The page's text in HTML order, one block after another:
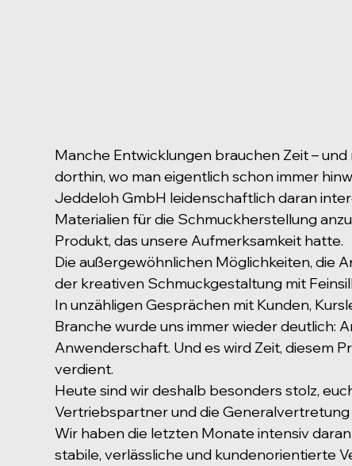
Manche Entwicklungen brauchen Zeit –
dorthin, wo man eigentlich schon immer
Jeddeloh GmbH leidenschaftlich daran
Materialien für die Schmuckherstellung
Produkt, das unsere Aufmerksamkeit hatte.
Die außergewöhnlichen Möglichkeiten, die
der kreativen Schmuckgestaltung mit
In unzähligen Gesprächen mit Kunden,
Branche wurde uns immer wieder deutlich:
Anwenderschaft. Und es wird Zeit, diesem
verdient.
Heute sind wir deshalb besonders stolz,
Vertriebspartner und die Generalvertretung
Wir haben die letzten Monate intensiv
stabile, verlässliche und kundenorientierte